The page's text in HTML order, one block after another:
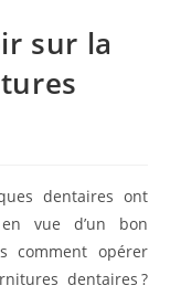
sur la
dentaires ont
en vue d’un bon
comment opérer
dentaires ?